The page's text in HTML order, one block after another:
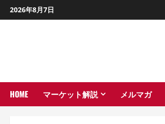
Skip
to
2026年8月7日
HOME マーケット解説 メルマガ